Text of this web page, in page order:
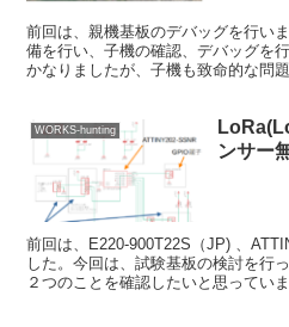
前回は、親機基板のデバッグを行い
備を行い、子機の確認、デバッグを
かなりましたが、子機も致命的な問
WORKS-hunting
ンサー
前回は、E220-900T22S（JP) 、
した。今回は、試験基板の検討を行
２つのことを確認したいと思ってい